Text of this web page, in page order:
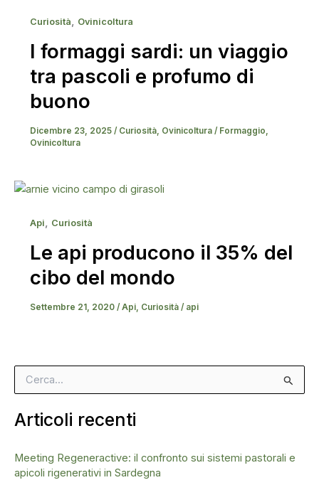
Curiosità, Ovinicoltura
I formaggi sardi: un viaggio
tra pascoli e profumo di
buono
Dicembre 23, 2025 / Curiosità, Ovinicoltura/ Formaggio,
Ovinicoltura
Api, Curiosità
Le api producono il 35% del
cibo del mondo
Settembre 21, 2020 / Api, Curiosità/ api
e
c
Articoli recenti
Meeting Regeneractive: il confronto sui sistemi pastorali e
apicoli rigenerativi in Sardegna